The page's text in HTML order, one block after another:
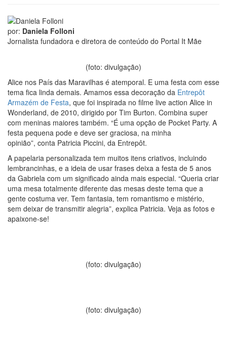
por: Daniela Folloni
Jornalista fundadora e diretora de conteúdo do Portal It Mãe
(foto: divulgação)
Alice nos País das Maravilhas é atemporal. E uma festa com esse
tema fica linda demais. Amamos essa decoração da Entrepôt
Armazém de Festa, que foi inspirada no filme live action Alice in
Wonderland, de 2010, dirigido por Tim Burton. Combina super
com meninas maiores também. “É uma opção de Pocket Party. A
festa pequena pode e deve ser graciosa, na minha
opinião”, conta Patricia Piccini, da Entrepôt.
A papelaria personalizada tem muitos itens criativos, incluindo
lembrancinhas, e a ideia de usar frases deixa a festa de 5 anos
da Gabriela com um significado ainda mais especial. “Queria criar
uma mesa totalmente diferente das mesas deste tema que a
gente costuma ver. Tem fantasia, tem romantismo e mistério,
sem deixar de transmitir alegria”, explica Patricia. Veja as fotos e
apaixone-se!
(foto: divulgação)
(foto: divulgação)